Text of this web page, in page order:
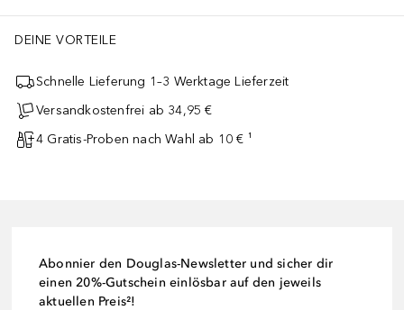
DEINE VORTEILE
Schnelle Lieferung 1–3 Werktage Lieferzeit
Versandkostenfrei ab 34,95 €
4 Gratis-Proben nach Wahl ab 10 € ¹
Abonnier den Douglas-Newsletter und sicher dir
einen 20%-Gutschein einlösbar auf den jeweils
aktuellen Preis²!